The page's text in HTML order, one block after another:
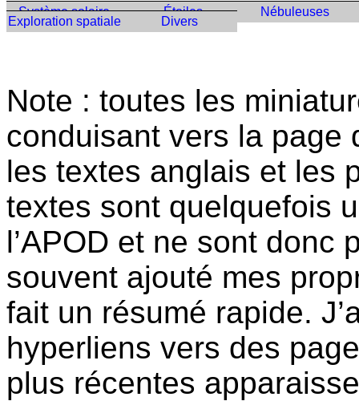
Système solaire Étoiles Nébuleuses
Exploration spatiale Divers
Note : toutes les
conduisant vers la page
les textes anglais et les
textes sont quelquefois
l’APOD et ne sont donc
souvent ajouté mes
fait un résumé rapide.
hyperliens vers des
plus récentes